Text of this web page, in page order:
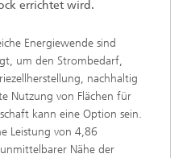
errichtet wird.
Energiewende sind
um den Strombedarf,
nachhaltig
Nutzung von Flächen für
kann eine Option sein.
Leistung von 4,86
Nähe der